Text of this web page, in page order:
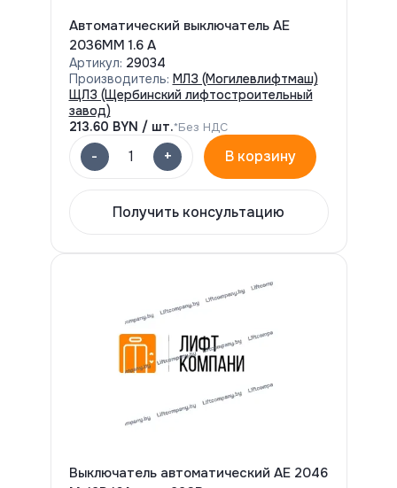
Автоматический выключатель АЕ
2036ММ 1.6 А
Артикул: 29034
Производитель: МЛЗ (Могилевлифтмаш)
ЩЛЗ (Щербинский лифтостроительный
завод)
213.60 BYN / шт.*Без НДС
- 1 + В корзину
Получить консультацию
Выключатель автоматический АЕ 2046